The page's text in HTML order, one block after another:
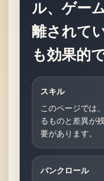
ル、ゲー
離されて
も効果的
スキル
このページでは
るものと差異が
要があります。
バンクロール